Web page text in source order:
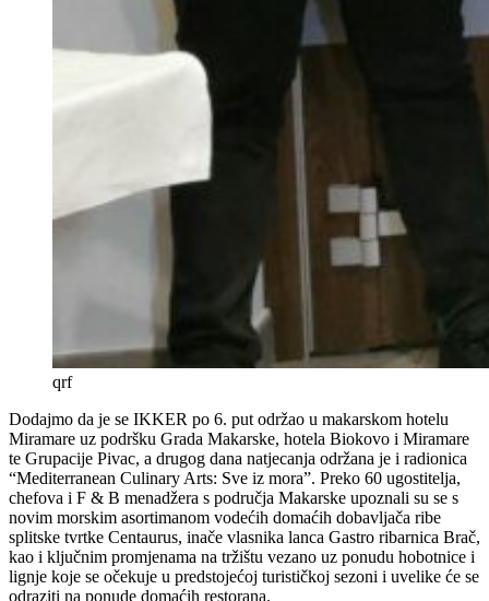
qrf
Dodajmo da je se IKKER po 6. put održao u makarskom hotelu
Miramare uz podršku Grada Makarske, hotela Biokovo i Miramare
te Grupacije Pivac, a drugog dana natjecanja održana je i radionica
“Mediterranean Culinary Arts: Sve iz mora”. Preko 60 ugostitelja,
chefova i F & B menadžera s područja Makarske upoznali su se s
novim morskim asortimanom vodećih domaćih dobavljača ribe
splitske tvrtke Centaurus, inače vlasnika lanca Gastro ribarnica Brač,
kao i ključnim promjenama na tržištu vezano uz ponudu hobotnice i
lignje koje se očekuje u predstojećoj turističkoj sezoni i uvelike će se
odraziti na ponude domaćih restorana.